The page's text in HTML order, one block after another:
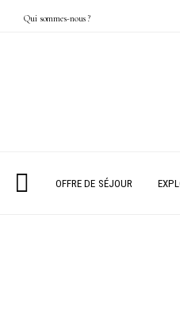
Qui sommes-nous ?
OFFRE DE SÉJOUR